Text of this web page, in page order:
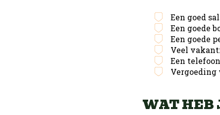
Een goed
Een goede
Een goede
Veel
Een
Vergoeding
WAT HEB